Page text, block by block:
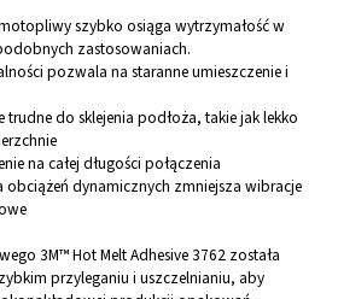
szybko osiąga wytrzymałość w
zastosowaniach.
pozwala na staranne umieszczenie i
trudne do sklejenia podłoża, takie jak lekko
na całej długości połączenia
obciążeń dynamicznych zmniejsza wibracje
3M™ Hot Melt Adhesive 3762 została
przyleganiu i uszczelnianiu, aby